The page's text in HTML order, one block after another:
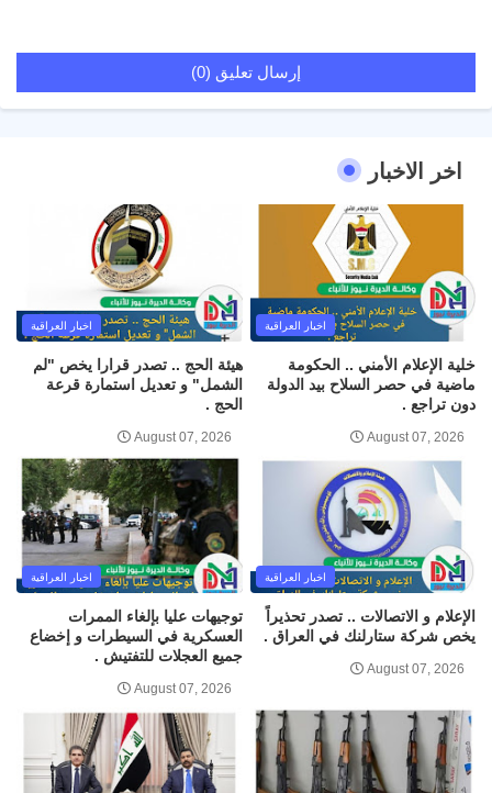
إرسال تعليق (0)
اخر الاخبار
اخبار العراقية
خلية الإعلام الأمني .. الحكومة
ماضية في حصر السلاح بيد الدولة
دون تراجع .
August 07, 2026
اخبار العراقية
هيئة الحج .. تصدر قرارا يخص "لم
الشمل" و تعديل استمارة قرعة
الحج .
August 07, 2026
اخبار العراقية
الإعلام و الاتصالات .. تصدر تحذيراً
يخص شركة ستارلنك في العراق .
August 07, 2026
اخبار العراقية
توجيهات عليا بإلغاء الممرات
العسكرية في السيطرات و إخضاع
جميع العجلات للتفتيش .
August 07, 2026